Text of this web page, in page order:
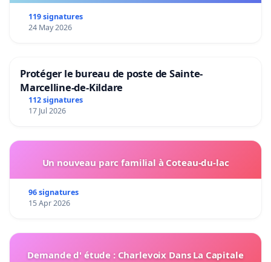
119 signatures
24 May 2026
Protéger le bureau de poste de Sainte-
Marcelline-de-Kildare
112 signatures
17 Jul 2026
Un nouveau parc familial à Coteau-du-lac
96 signatures
15 Apr 2026
Demande d' étude : Charlevoix Dans La Capitale